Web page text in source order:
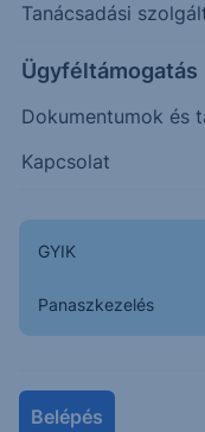
Tanácsadási
Ügyféltámogatás
Dokumentumok és
Kapcsolat
GYIK
Panaszkezelés
Belépés
Napon belüli